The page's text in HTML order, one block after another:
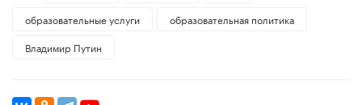
образовательные услуги
образовательная политика
Владимир Путин